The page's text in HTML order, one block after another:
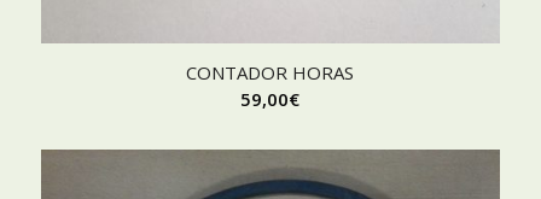
CONTADOR HORAS
59,00€